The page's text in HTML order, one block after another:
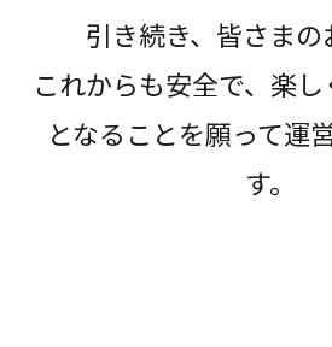
引き続き、皆さま
これからも安全で、楽
となることを願って運
す。